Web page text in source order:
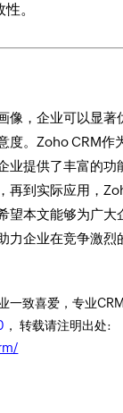
。
像，企业可以显著
度。Zoho CRM作
业提供了丰富的
再到实际应用，
望本文能够为广大
力企业在竞争激烈
一致喜爱，专业
， 转载请注明出处: